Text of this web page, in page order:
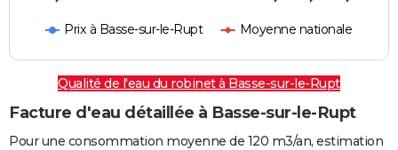
Prix à Basse-sur-le-Rupt Moyenne nationale
Qualité de l'eau du robinet à Basse-sur-le-Rupt
Facture d'eau détaillée à Basse-sur-le-Rupt
Pour une consommation moyenne de 120 m3/an, estimation